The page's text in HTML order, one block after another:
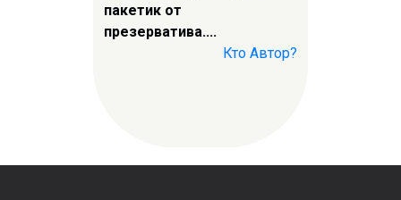
пакетик от
презерватива....
Кто Автор?